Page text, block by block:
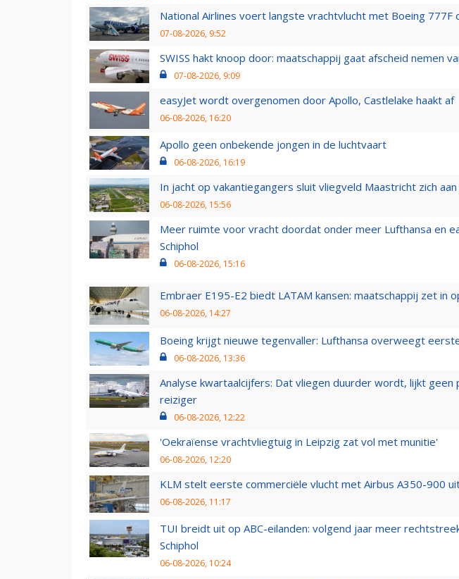
National Airlines voert langste vrachtvlucht met Boeing 777F
07-08-2026, 9:52
SWISS hakt knoop door: maatschappij gaat afscheid nemen
07-08-2026, 9:09
easyJet wordt overgenomen door Apollo, Castlelake haakt af
06-08-2026, 16:20
Apollo geen onbekende jongen in de luchtvaart
06-08-2026, 16:19
In jacht op vakantiegangers sluit vliegveld Maastricht zich aan
06-08-2026, 15:56
Meer ruimte voor vracht doordat onder meer Lufthansa en
Schiphol
06-08-2026, 15:16
Embraer E195-E2 biedt LATAM kansen: maatschappij zet in
06-08-2026, 14:27
Boeing krijgt nieuwe tegenvaller: Lufthansa overweegt
06-08-2026, 13:36
Analyse kwartaalcijfers: Dat vliegen duurder wordt, lijkt geen
reiziger
06-08-2026, 12:22
'Oekraïense vrachtvliegtuig in Leipzig zat vol met munitie'
06-08-2026, 12:20
KLM stelt eerste commerciële vlucht met Airbus A350-900
06-08-2026, 11:17
TUI breidt uit op ABC-eilanden: volgend jaar meer
Schiphol
06-08-2026, 10:24